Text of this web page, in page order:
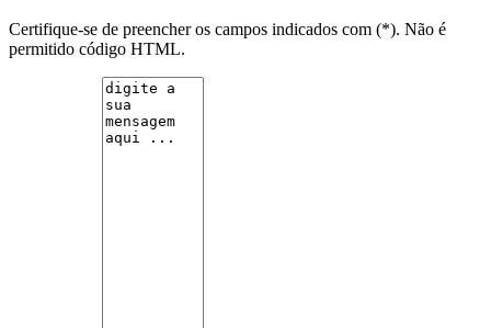
Certifique-se de preencher os campos indicados com (*). Não é
permitido código HTML.